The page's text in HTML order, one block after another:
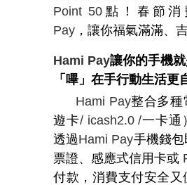
Point 50 點！春節消
Pay ，讓你福氣滿滿、
Hami Pay讓你的手機
「嗶」在手行動生活更
Hami Pay整合多種
遊卡/ icash2.0 /一卡通
透過Hami Pay手機錢
票證、感應式信用卡或
付款，消費支付安全又